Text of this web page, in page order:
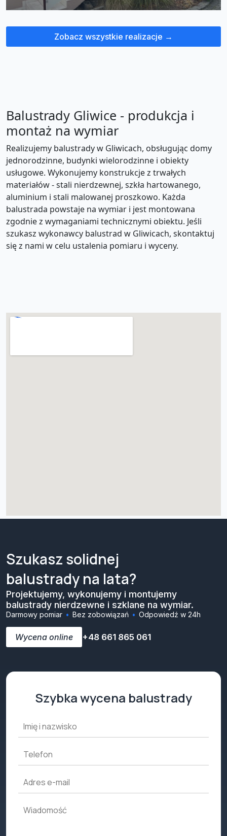
Zobacz wszystkie realizacje →
Balustrady Gliwice - produkcja i
montaż na wymiar
Realizujemy balustrady w Gliwicach, obsługując domy
jednorodzinne, budynki wielorodzinne i obiekty
usługowe. Wykonujemy konstrukcje z trwałych
materiałów - stali nierdzewnej, szkła hartowanego,
aluminium i stali malowanej proszkowo. Każda
balustrada powstaje na wymiar i jest montowana
zgodnie z wymaganiami technicznymi obiektu. Jeśli
szukasz wykonawcy balustrad w Gliwicach, skontaktuj
się z nami w celu ustalenia pomiaru i wyceny.
Szukasz solidnej
balustrady na lata?
Projektujemy, wykonujemy i montujemy
balustrady nierdzewne i szklane na wymiar.
Darmowy pomiar Bez zobowiązań Odpowiedź w 24h
Wycena online +48 661 865 061
Szybka wycena balustrady